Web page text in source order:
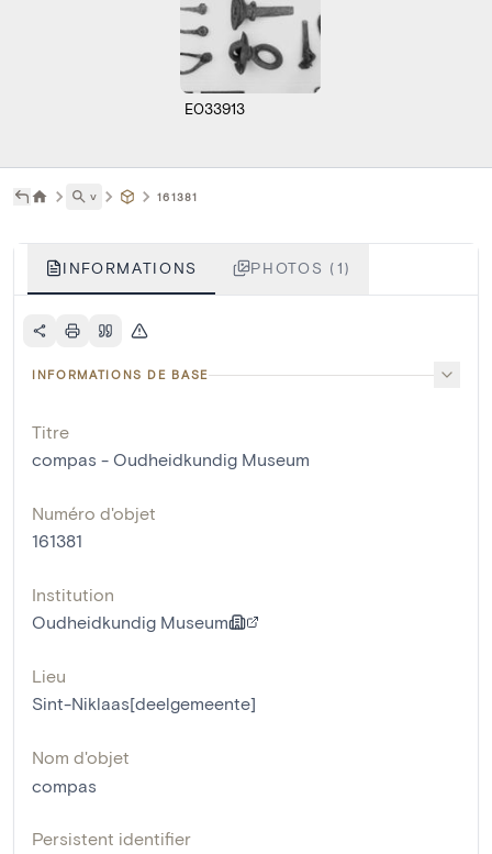
E033913
˅ 161381
INFORMATIONS PHOTOS (1)
INFORMATIONS DE BASE
Titre
compas - Oudheidkundig Museum
Numéro d'objet
161381
Institution
Oudheidkundig Museum
Lieu
Sint-Niklaas[deelgemeente]
Nom d'objet
compas
Persistent identifier